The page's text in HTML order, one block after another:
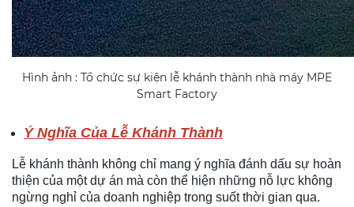
Hình ảnh : Tổ chức sự kiện lễ khánh thành nhà máy MPE
Smart Factory
Ý Nghĩa Của Lễ Khánh Thành
Lễ khánh thành không chỉ mang ý nghĩa đánh dấu sự hoàn
thiện của một dự án mà còn thể hiện những nỗ lực không
ngừng nghỉ của doanh nghiệp trong suốt thời gian qua.